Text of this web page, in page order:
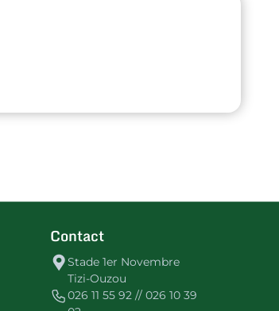
Contact
Stade 1er Novembre
Tizi-Ouzou
026 11 55 92 // 026 10 39